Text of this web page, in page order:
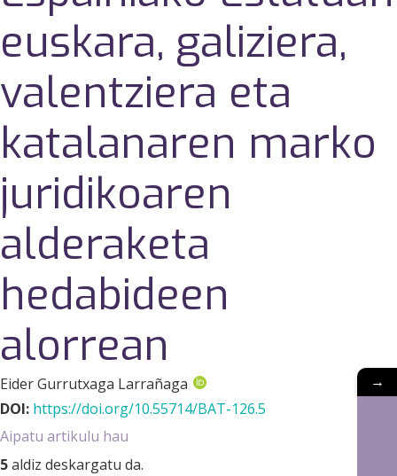
euskara, galiziera,
valentziera eta
katalanaren marko
juridikoaren
alderaketa
hedabideen
alorrean
Eider Gurrutxaga Larrañaga
DOI: https://doi.org/10.55714/BAT-126.5
Aipatu artikulu hau
5aldiz deskargatu da.
→